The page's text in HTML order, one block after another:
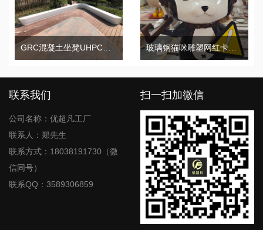
联系我们
公司名称：优超凡工厂
联系人：郑先生
联系方式：18038191730（微
信同号）
联系QQ：3589306859
扫一扫加微信